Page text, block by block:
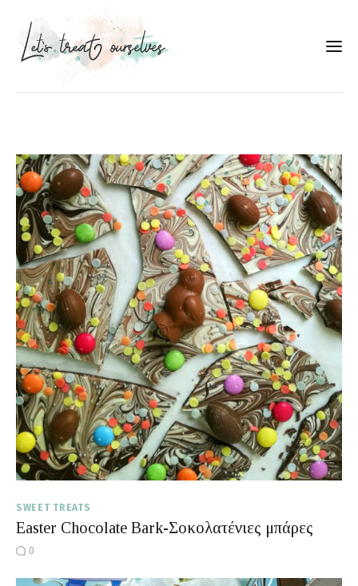
Portfolio
Services
Food photography tips
Επικοινωνία
Συνεργασίες
Moments of Mine
FAQ
SWEET TREATS
Easter Chocolate Bark-Σοκολατένιες μπάρες
0